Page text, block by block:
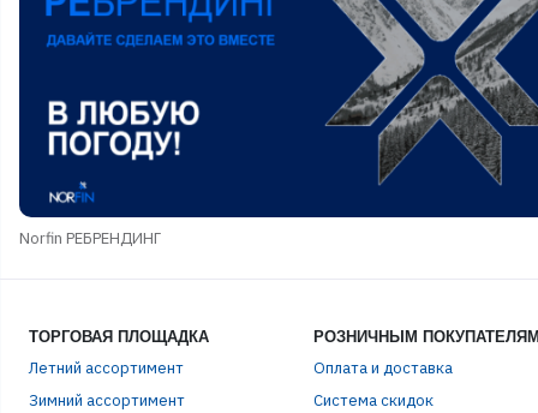
Norfin РЕБРЕНДИНГ
ТОРГОВАЯ ПЛОЩАДКА
Летний ассортимент
Зимний ассортимент
РОЗНИЧНЫМ
Оплата и доставка
Система скидок